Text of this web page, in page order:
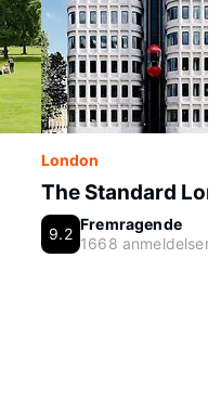
London
The Standard
9.2
Fremragende
1668 anmeldelser